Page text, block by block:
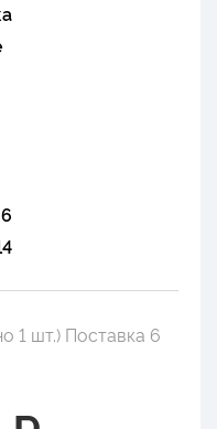
6
1 шт.) Поставка 6